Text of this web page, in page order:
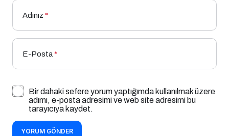
Adınız *
E-Posta*
Bir dahaki sefere yorum yaptığımda kullanılmak üzere
adımı, e-posta adresimi ve web site adresimi bu
tarayıcıya kaydet.
YORUM GÖNDER